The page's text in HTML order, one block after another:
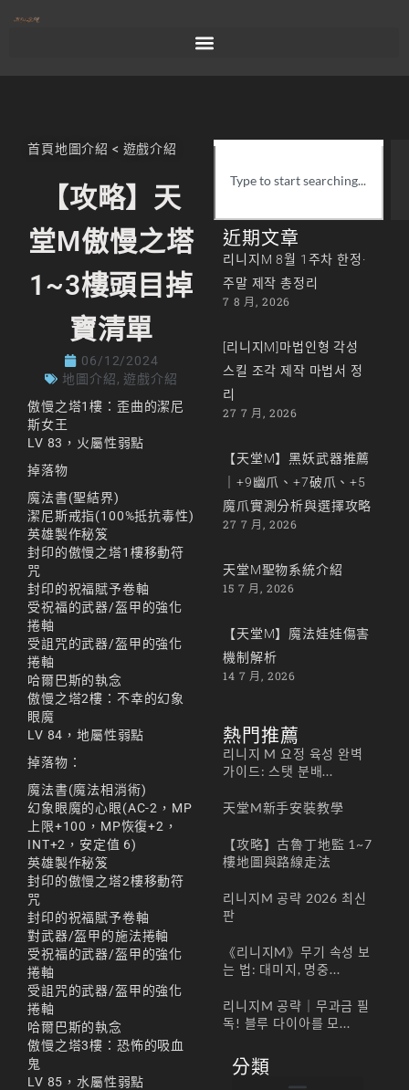
首頁地圖介紹 < 遊戲介紹
【攻略】天
堂M傲慢之塔
1~3樓頭目掉
寶清單
06/12/2024
地圖介紹, 遊戲介紹
傲慢之塔1樓：歪曲的潔尼
斯女王
LV 83，火屬性弱點
掉落物
魔法書(聖結界)
潔尼斯戒指(100%抵抗毒性)
英雄製作秘笈
封印的傲慢之塔1樓移動符
咒
封印的祝福賦予卷軸
受祝福的武器/盔甲的強化
捲軸
受詛咒的武器/盔甲的強化
捲軸
哈爾巴斯的執念
傲慢之塔2樓：不幸的幻象
眼魔
LV 84，地屬性弱點
掉落物：
魔法書(魔法相消術)
幻象眼魔的心眼(AC-2，MP
上限+100，MP恢復+2，
INT+2，安定值 6)
英雄製作秘笈
封印的傲慢之塔2樓移動符
咒
封印的祝福賦予卷軸
對武器/盔甲的施法捲軸
受祝福的武器/盔甲的強化
捲軸
受詛咒的武器/盔甲的強化
捲軸
哈爾巴斯的執念
傲慢之塔3樓：恐怖的吸血
鬼
LV 85，水屬性弱點
近期文章
리니지M 8월 1주차 한정·
주말 제작 총정리
7 8 月, 2026
[리니지M]마법인형 각성
스킬 조각 제작 마법서 정
리
27 7 月, 2026
【天堂M】黑妖武器推薦
｜+9幽爪、+7破爪、+5
魔爪實測分析與選擇攻略
27 7 月, 2026
天堂M聖物系統介紹
15 7 月, 2026
【天堂M】魔法娃娃傷害
機制解析
14 7 月, 2026
熱門推薦
리니지 M 요정 육성 완벽
가이드: 스탯 분배...
天堂M新手安裝教學
【攻略】古魯丁地監 1~7
樓地圖與路線走法
리니지M 공략 2026 최신
판
《리니지M》무기 속성 보
는 법: 대미지, 명중...
리니지M 공략｜무과금 필
독! 블루 다이아를 모...
分類